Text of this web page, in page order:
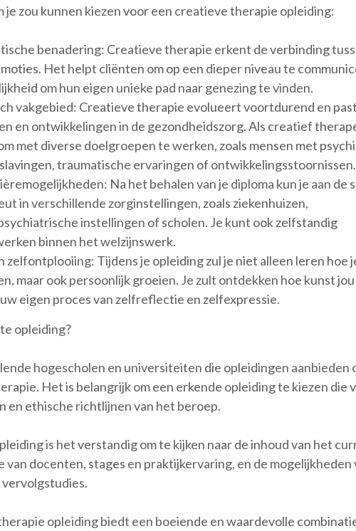
je zou kunnen kiezen voor een creatieve therapie opleiding:
benadering: Creatieve therapie erkent de verbinding
Het helpt cliënten om op een dieper niveau te
om hun eigen unieke pad naar genezing te vinden.
vakgebied: Creatieve therapie evolueert voortdurend en
en ontwikkelingen in de gezondheidszorg. Als creatief
met diverse doelgroepen te werken, zoals mensen met
traumatische ervaringen of ontwikkelingsstoornissen.
Na het behalen van je diploma kun je aan de
in verschillende zorginstellingen, zoals ziekenhuizen,
instellingen of scholen. Je kunt ook zelfstandig
binnen het welzijnswerk.
zelfontplooiing: Tijdens je opleiding zul je niet alleen leren hoe
maar ook persoonlijk groeien. Je zult ontdekken hoe kunst jou
eigen proces van zelfreflectie en zelfexpressie.
opleiding?
hogescholen en universiteiten die opleidingen aanbieden
Het is belangrijk om een erkende opleiding te kiezen die
en ethische richtlijnen van het beroep.
is het verstandig om te kijken naar de inhoud van het
van docenten, stages en praktijkervaring, en de mogelijkheden
opleiding biedt een boeiende en waardevolle